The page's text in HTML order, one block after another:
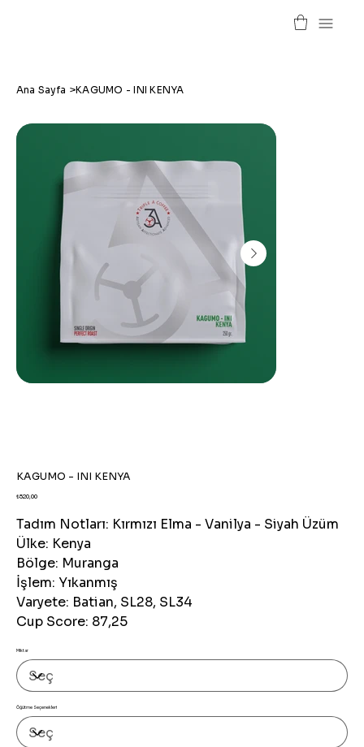
Ana Sayfa >KAGUMO - INI KENYA
KAGUMO - INI KENYA
Fiyat
₺520,00
Tadım Notları: Kırmızı Elma - Vanilya - Siyah Üzüm
Ülke: Kenya
Bölge: Muranga
İşlem: Yıkanmış
Varyete: Batian, SL28, SL34
Cup Score: 87,25
Miktar
Öğütme Seçenekleri